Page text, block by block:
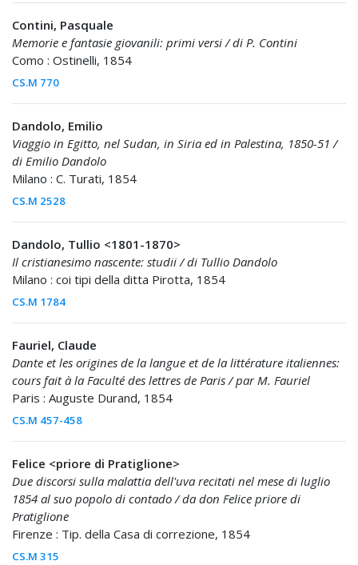
Contini, Pasquale
Memorie e fantasie giovanili: primi versi / di P. Contini
Como : Ostinelli, 1854
CS.M 770
Dandolo, Emilio
Viaggio in Egitto, nel Sudan, in Siria ed in Palestina, 1850-51 /
di Emilio Dandolo
Milano : C. Turati, 1854
CS.M 2528
Dandolo, Tullio <1801-1870>
Il cristianesimo nascente: studii / di Tullio Dandolo
Milano : coi tipi della ditta Pirotta, 1854
CS.M 1784
Fauriel, Claude
Dante et les origines de la langue et de la littérature italiennes:
cours fait à la Faculté des lettres de Paris / par M. Fauriel
Paris : Auguste Durand, 1854
CS.M 457-458
Felice <priore di Pratiglione>
Due discorsi sulla malattia dell'uva recitati nel mese di luglio
1854 al suo popolo di contado / da don Felice priore di
Pratiglione
Firenze : Tip. della Casa di correzione, 1854
CS.M 315